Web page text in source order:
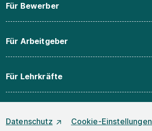
Für Bewerber
Für Arbeitgeber
Für Lehrkräfte
Datenschutz Cookie-Einstellungen